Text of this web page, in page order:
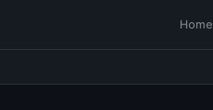
Home